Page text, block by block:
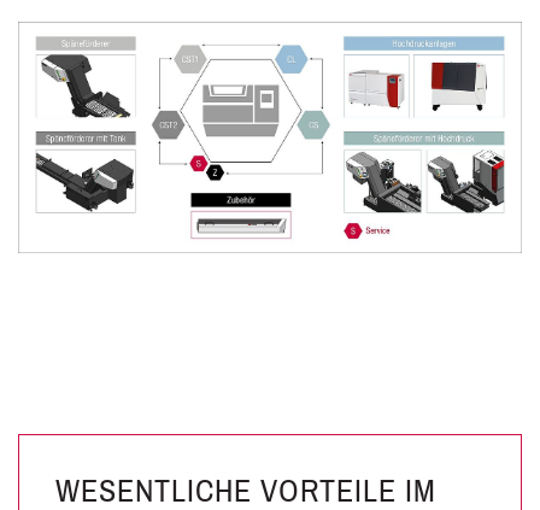
WESENTLICHE VORTEILE IM